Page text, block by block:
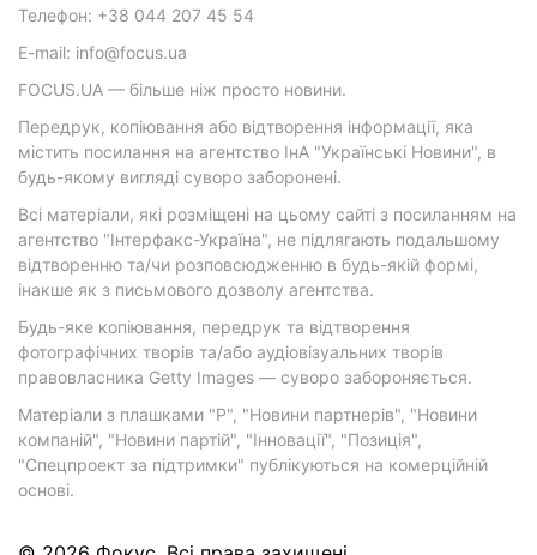
Телефон: +38 044 207 45 54
E-mail: info@focus.ua
FOCUS.UA — більше ніж просто новини.
Передрук, копіювання або відтворення інформації, яка
містить посилання на агентство ІнА "Українські Новини", в
будь-якому вигляді суворо заборонені.
Всі матеріали, які розміщені на цьому сайті з посиланням на
агентство "Інтерфакс-Україна", не підлягають подальшому
відтворенню та/чи розповсюдженню в будь-якій формі,
інакше як з письмового дозволу агентства.
Будь-яке копіювання, передрук та відтворення
фотографічних творів та/або аудіовізуальних творів
правовласника Getty Images — суворо забороняється.
Матеріали з плашками "Р", "Новини партнерів", "Новини
компаній", "Новини партій", "Інновації", "Позиція",
"Спецпроект за підтримки" публікуються на комерційній
основі.